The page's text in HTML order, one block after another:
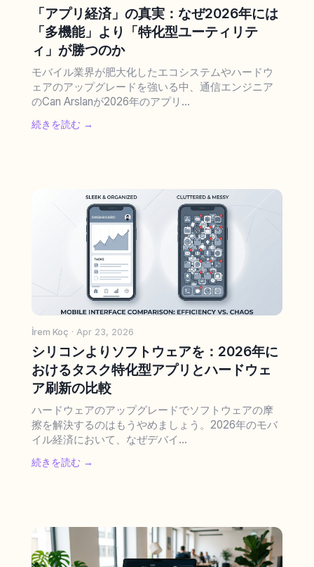
「アプリ経済」の真実：なぜ2026年には
「多機能」より「特化型ユーティリテ
ィ」が勝つのか
モバイル業界が肥大化したエコシステムやハードウ
ェアのアップグレードを強いる中、通信エンジニア
のCan Arslanが2026年のアプリ...
続きを読む →
İrem Koç · Apr 23, 2026
シリコンよりソフトウェアを：2026年に
おけるタスク特化型アプリとハードウェ
ア刷新の比較
ハードウェアのアップグレードでソフトウェアの摩
擦を解決するのはもうやめましょう。2026年のモバ
イル経済において、なぜデバイ...
続きを読む →